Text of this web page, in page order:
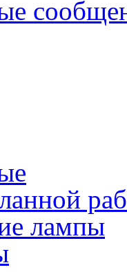
лампы